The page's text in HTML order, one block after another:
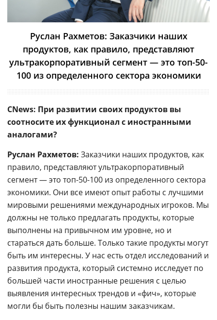
Руслан Рахметов: Заказчики наших
продуктов, как правило, представляют
ультракорпоративный сегмент — это топ-50-
100 из определенного сектора экономики
CNews: При развитии своих продуктов вы
соотносите их функционал с иностранными
аналогами?
Руслан Рахметов: Заказчики наших продуктов, как
правило, представляют ультракорпоративный
сегмент — это топ-50-100 из определенного сектора
экономики. Они все имеют опыт работы с лучшими
мировыми решениями международных игроков. Мы
должны не только предлагать продукты, которые
выполнены на привычном им уровне, но и
стараться дать больше. Только такие продукты могут
быть им интересны. У нас есть отдел исследований и
развития продукта, который системно исследует по
большей части иностранные решения с целью
выявления интересных трендов и «фич», которые
могли бы быть полезны нашим заказчикам.